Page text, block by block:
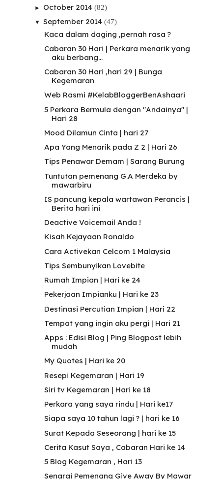
► October 2014 (82)
▼ September 2014 (47)
Kaca dalam daging ,pernah rasa ?
Cabaran 30 Hari | Perkara menarik yang
aku berbang...
Cabaran 30 Hari ,hari 29 | Bunga
Kegemaran
Web Rasmi #KelabBloggerBenAshaari
5 Perkara Bermula dengan "Andainya" |
Hari 28
Mood Dilamun Cinta | hari 27
Apa Yang Menarik pada Z 2 | Hari 26
Tips Penawar Demam | Sarang Burung
Tuntutan pemenang G.A Merdeka by
mawarbiru
IS pancung kepala wartawan Perancis |
Berita hari ini
Deactive Voicemail Anda !
Kisah Kejayaan Ronaldo
Cara Activekan Celcom 1 Malaysia
Tips Sembunyikan Lovebite
Rumah Impian | Hari ke 24
Pekerjaan Impianku | Hari ke 23
Destinasi Percutian Impian | Hari 22
Tempat yang ingin aku pergi | Hari 21
Apps : Edisi Blog | Ping Blogpost lebih
mudah
My Quotes | Hari ke 20
Resepi Kegemaran | Hari 19
Siri tv Kegemaran | Hari ke 18
Perkara yang saya rindu | Hari ke17
Siapa saya 10 tahun lagi ? | hari ke 16
Surat Kepada Seseorang | hari ke 15
Cerita Kasut Saya , Cabaran Hari ke 14
5 Blog Kegemaran , Hari 13
Senarai Pemenang Give Away By Mawar